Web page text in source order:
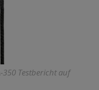
350 Testbericht auf